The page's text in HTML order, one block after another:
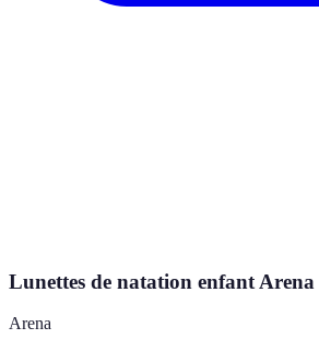
Lunettes de natation enfant
Arena